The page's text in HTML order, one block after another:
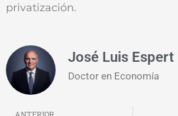
privatización.
José Luis Espert
Doctor en Economía